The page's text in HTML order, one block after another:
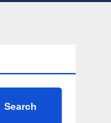
Search